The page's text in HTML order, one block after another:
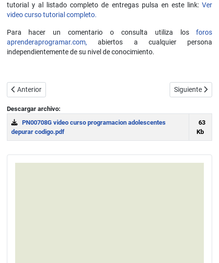
tutorial y al listado completo de entregas pulsa en este link:Ver
video curso tutorial completo.
Para hacer un comentario o consulta utiliza losforos
aprenderaprogramar.com, abiertos a cualquier persona
independientemente de su nivel de conocimiento.
Artículo anterior: Video nº5 Comandos básicos de programación
Anterior Artículo
Siguiente
Descargar archivo:
PN00708G video curso programacion adolescentes
depurar codigo.pdf
63
Kb